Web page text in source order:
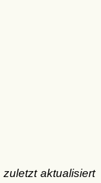
zuletzt aktualisiert